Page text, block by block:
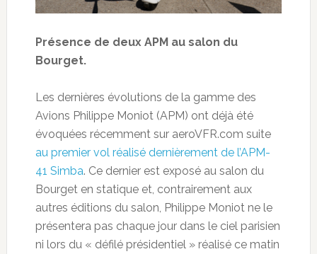
Présence de deux APM au salon du
Bourget.
Les dernières évolutions de la gamme des
Avions Philippe Moniot (APM) ont déjà été
évoquées récemment sur aeroVFR.com suite
au premier vol réalisé dernièrement de l’APM-
41 Simba. Ce dernier est exposé au salon du
Bourget en statique et, contrairement aux
autres éditions du salon, Philippe Moniot ne le
présentera pas chaque jour dans le ciel parisien
ni lors du « défilé présidentiel » réalisé ce matin